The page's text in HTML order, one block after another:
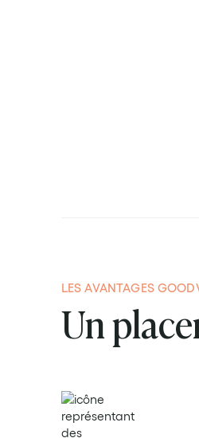
LES AVANTAGES
Un